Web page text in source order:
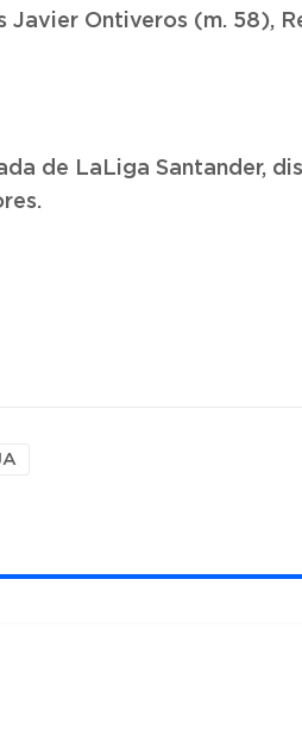
Javier Ontiveros (m. 58),
de LaLiga Santander,